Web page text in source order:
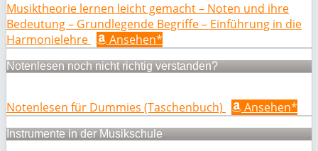
Musiktheorie lernen leicht gemacht – Noten und ihre
Bedeutung – Grundlegende Begriffe – Einführung in die
Harmonielehre
Ansehen*
Notenlesen noch nicht richtig verstanden?
Notenlesen für Dummies (Taschenbuch) Ansehen*
Instrumente in der Musikschule